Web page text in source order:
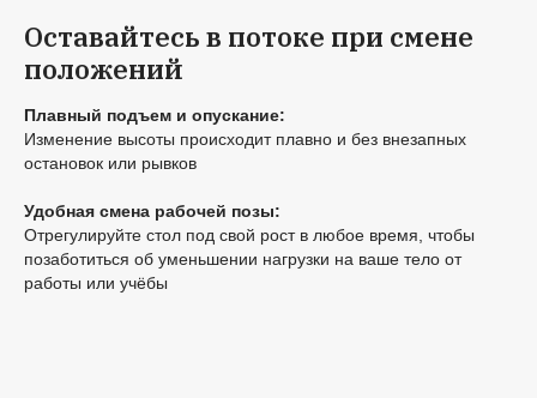
Оставайтесь в потоке при смене
положений
Плавный подъем и опускание:
Изменение высоты происходит плавно и без внезапных
остановок или рывков
Удобная смена рабочей позы:
Отрегулируйте стол под свой рост в любое время, чтобы
позаботиться об уменьшении нагрузки на ваше тело от
работы или учёбы